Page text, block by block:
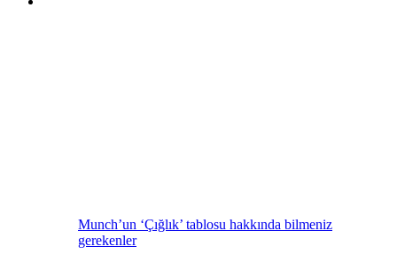
Munch’un ‘Çığlık’ tablosu hakkında bilmeniz
gerekenler